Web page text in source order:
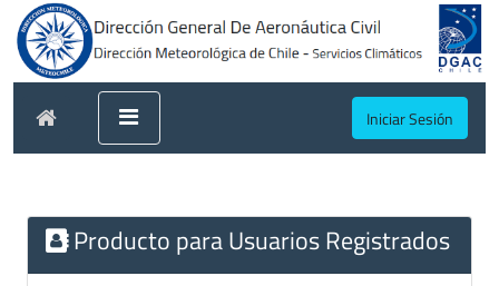
Iniciar Sesión
Producto para Usuarios Registrados